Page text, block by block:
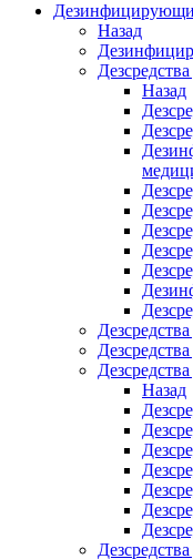
Назад
Назад
Назад